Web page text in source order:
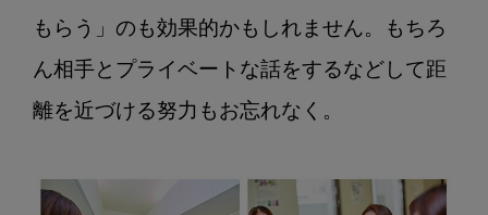
もらう」のも効果的かもしれません。もちろ
ん相手とプライベートな話をするなどして距
離を近づける努力もお忘れなく。